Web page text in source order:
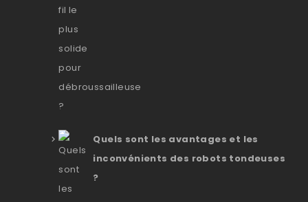
Quels sont les avantages et les
inconvénients des robots tondeuses
?